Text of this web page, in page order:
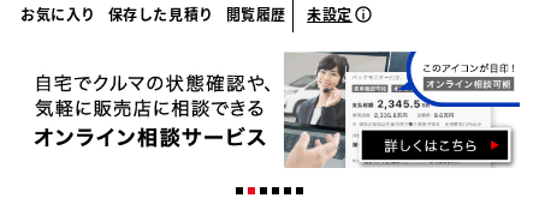
お気に入り 保存した見積り 閲覧履歴 未設定